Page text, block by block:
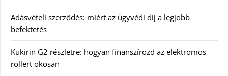
Adásvételi szerződés: miért az ügyvédi díj a legjobb
befektetés
Kukirin G2 részletre: hogyan finanszírozd az elektromos
rollert okosan